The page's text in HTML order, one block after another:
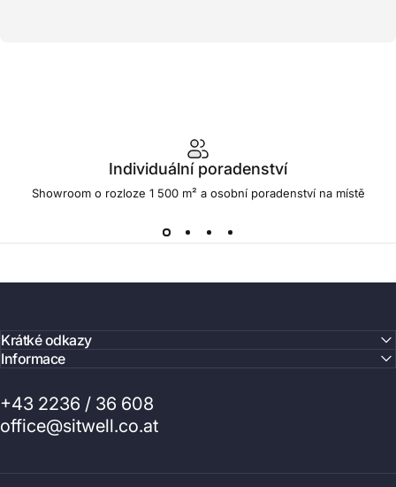
Individuální poradenství
Showroom o rozloze 1 500 m² a osobní poradenství na místě
Krátké odkazy
Informace
+43 2236 / 36 608
office@sitwell.co.at